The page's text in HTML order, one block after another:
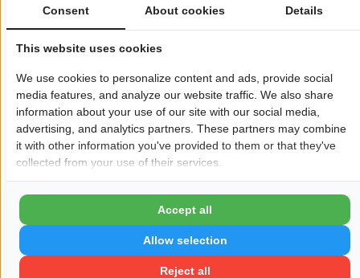
Openingstijden
Maandag:
Dinsdag:
00:00 - 00:00
Donderdag:
00:00 - 00:00
Vrijdag:
00:00 - 00:00
Consent About cookies Details
This website uses cookies
We use cookies to personalize content and ads, provide social
media features, and analyze our website traffic. We also share
information about your use of our site with our social media,
advertising, and analytics partners. These partners may combine
it with other information you've provided to them or that they've
collected from your use of their services.
Reject all
Allow selection
Accept all